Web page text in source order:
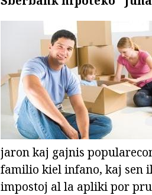
jaron kaj gajnis
familio kiel infano, kaj sen
impostoj al la apliki por